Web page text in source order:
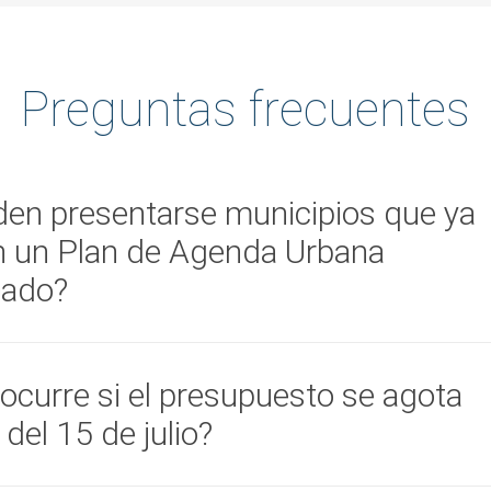
Preguntas frecuentes
presentarse municipios que ya
un Plan de Agenda Urbana
Si tu municipio ya cuenta con un plan aprobado, esta línea no
el equipo de municipiODS si hay otras convocatorias que
si el presupuesto se agota
15 de julio?